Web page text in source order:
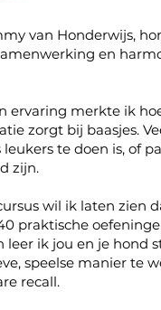
van Honderwijs,
en
ervaring merkte ik
zorgt bij baasjes.
leukers te doen is, of
zijn.
wil ik laten zien
praktische
leer ik jou en je hond
speelse manier te
recall.